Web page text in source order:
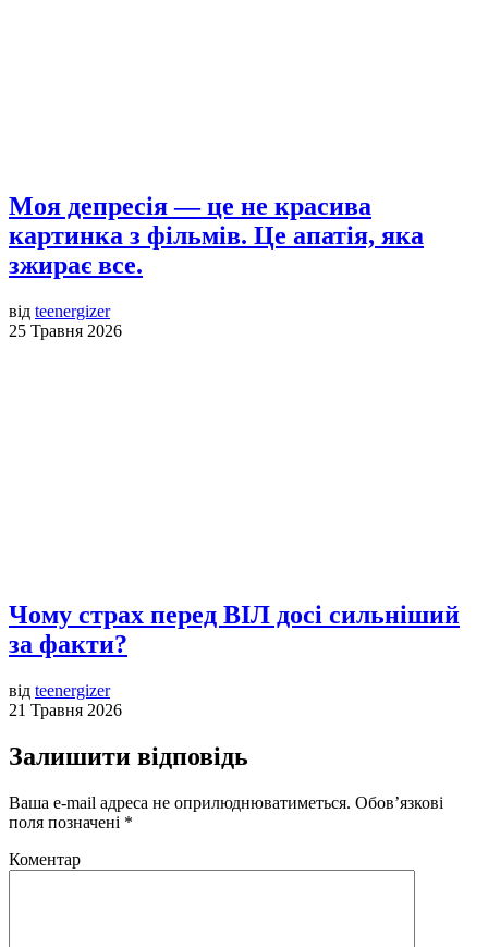
Моя депресія — це не красива
картинка з фільмів. Це апатія, яка
зжирає все.
від teenergizer
25 Травня 2026
Чому страх перед ВІЛ досі сильніший
за факти?
від teenergizer
21 Травня 2026
Залишити відповідь
Ваша e-mail адреса не оприлюднюватиметься. Обов’язкові
поля позначені *
Коментар